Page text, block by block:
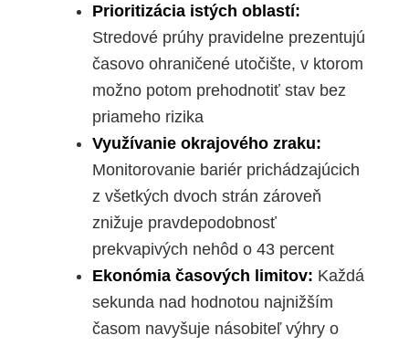
Prioritizácia istých oblastí:
Stredové prúhy pravidelne prezentujú
časovo ohraničené utočište, v ktorom
možno potom prehodnotiť stav bez
priameho rizika
Využívanie okrajového zraku:
Monitorovanie bariér prichádzajúcich
z všetkých dvoch strán zároveň
znižuje pravdepodobnosť
prekvapivých nehôd o 43 percent
Ekonómia časových limitov: Každá
sekunda nad hodnotou najnižším
časom navyšuje násobiteľ výhry o